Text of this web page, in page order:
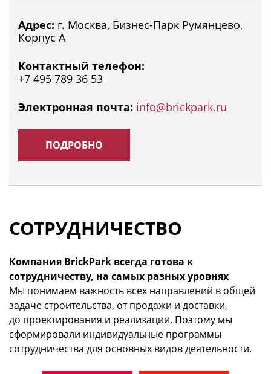
Адрес: г. Москва, Бизнес-Парк Румянцево,
Корпус А
Контактный телефон:
+7 495 789 36 53
Электронная почта: info@brickpark.ru
ПОДРОБНО
СОТРУДНИЧЕСТВО
Компания BrickPark всегда готова к
сотрудничеству, на самых разных уровнях
Мы понимаем важность всех направлений в общей
задаче строительства, от продажи и доставки,
до проектирования и реализации. Поэтому мы
сформировали индивидуальные программы
сотрудничества для основных видов деятельности.